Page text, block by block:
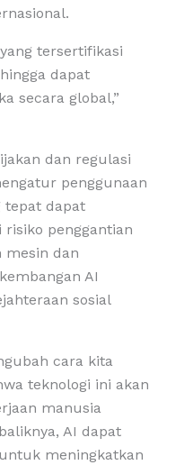
tersertifikasi
dapat
secara global,”
dan regulasi
penggunaan
tepat dapat
penggantian
mesin dan
AI
sosial
cara kita
teknologi ini akan
manusia
AI dapat
meningkatkan